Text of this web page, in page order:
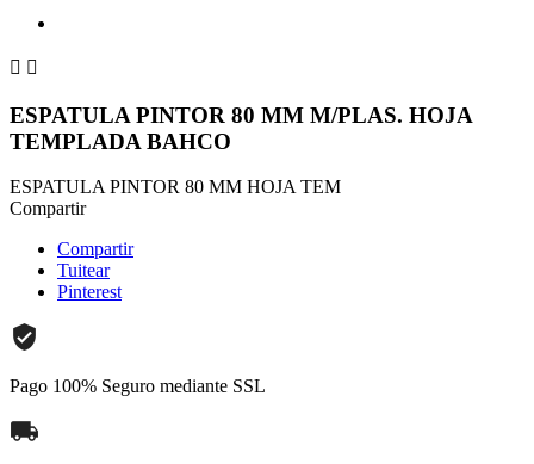
 
ESPATULA PINTOR 80 MM M/PLAS. HOJA
TEMPLADA BAHCO
ESPATULA PINTOR 80 MM HOJA TEM
Compartir
Compartir
Tuitear
Pinterest
Pago 100% Seguro mediante SSL